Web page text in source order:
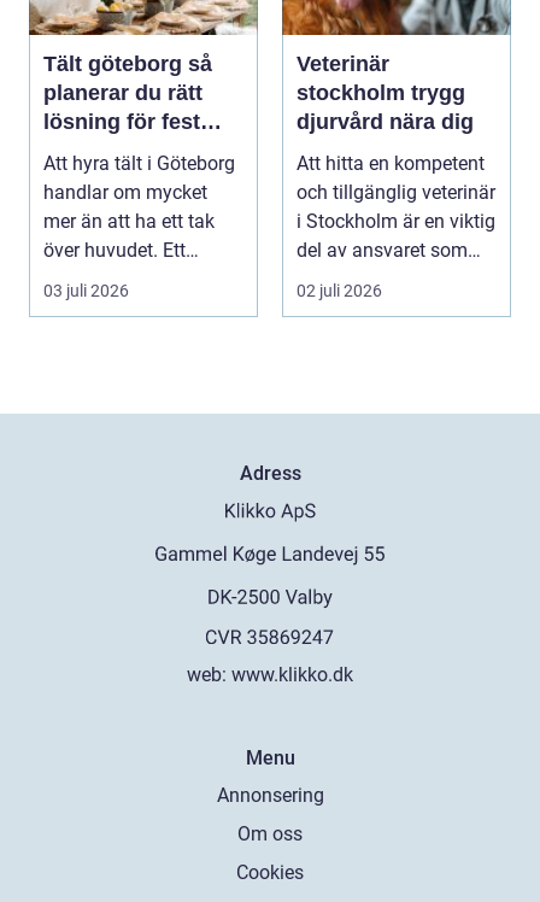
Tält göteborg så
planerar du rätt
lösning för fest
och event
Att hyra tält i Göteborg
handlar om mycket
mer än att ha ett tak
över huvudet. Ett
genomtänkt tält s...
03 juli 2026
Veterinär
stockholm trygg
djurvård nära dig
Att hitta en kompetent
och tillgänglig veterinär
i Stockholm är en viktig
del av ansvaret som
djuräg...
02 juli 2026
Adress
web: www.klikko.dk
Menu
Annonsering
Om oss
Cookies